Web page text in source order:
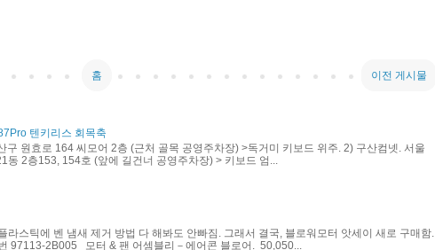
이전 게시물
홈
텐키리스 회목축
구 원효로 164 씨모어 2층 (근처 골목 공영주차장) >독거미 키보드 위주. 2) 구산컴넷. 서울
2층153, 154호 (앞에 길건너 공영주차장) > 키보드 엄...
라스틱에 벤 냄새 제거 방법 다 해봐도 안빠짐. 그래서 결국, 블로워모터 앗세이 새로 구매함.
97113-2B005 모터 & 팬 어셈블리－에어콘 블로어. 50,050...